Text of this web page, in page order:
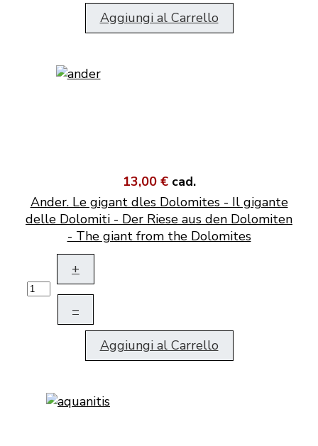
Aggiungi al Carrello
13,00 € cad.
Ander. Le gigant dles Dolomites - Il gigante
delle Dolomiti - Der Riese aus den Dolomiten
- The giant from the Dolomites
+
–
Aggiungi al Carrello